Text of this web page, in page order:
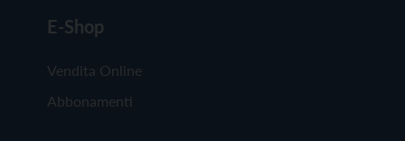
E-Shop
Vendita Online
Abbonamenti